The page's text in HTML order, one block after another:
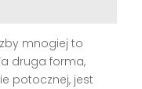
mnogiej to
druga forma,
potocznej, jest